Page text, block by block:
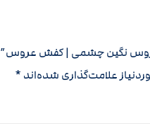
نگین چشمی | کفش عروس”
علامت‌گذاری شده‌اند *